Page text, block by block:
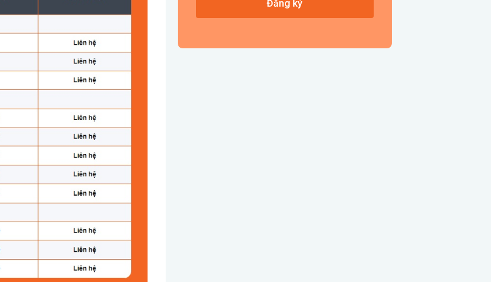
Đăng ký